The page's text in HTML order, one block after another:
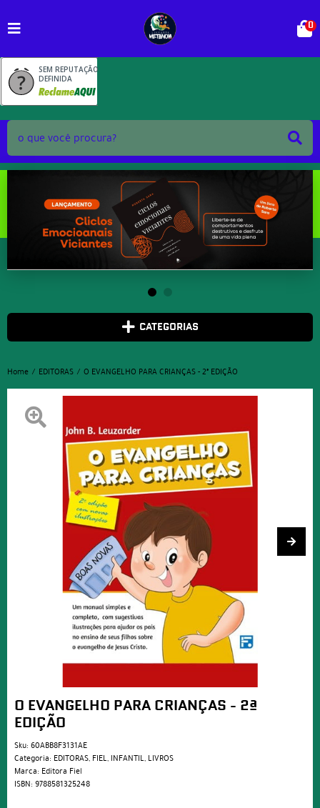
SEM REPUTAÇÃO
DEFINIDA
0
CATEGORIAS
Home EDITORAS O EVANGELHO PARA CRIANÇAS - 2ª EDIÇÃO
O EVANGELHO PARA CRIANÇAS - 2ª
EDIÇÃO
Sku: 60ABB8F3131AE
Categoria: EDITORAS, FIEL, INFANTIL, LIVROS
Marca: Editora Fiel
ISBN: 9788581325248